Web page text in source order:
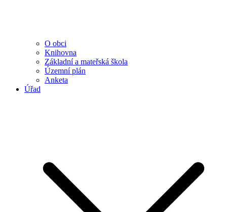
O obci
Knihovna
Základní a mateřská škola
Územní plán
Anketa
Úřad